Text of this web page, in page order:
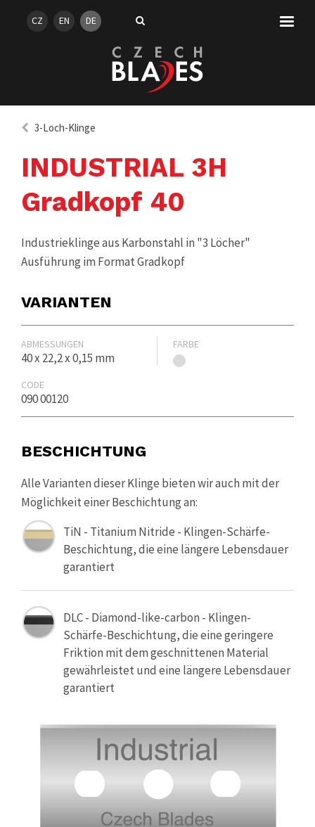
CZ EN DE
3-Loch-Klinge
INDUSTRIAL 3H
Gradkopf 40
Industrieklinge aus Karbonstahl in "3 Löcher"
Ausführung im Format Gradkopf
VARIANTEN
ABMESSUNGEN
40 x 22,2 x 0,15 mm
FARBE
CODE
090 00120
BESCHICHTUNG
Alle Varianten dieser Klinge bieten wir auch mit der
Möglichkeit einer Beschichtung an:
TiN - Titanium Nitride - Klingen-Schärfe-
Beschichtung, die eine längere Lebensdauer
garantiert
DLC - Diamond-like-carbon - Klingen-
Schärfe-Beschichtung, die eine geringere
Friktion mit dem geschnittenen Material
gewährleistet und eine längere Lebensdauer
garantiert